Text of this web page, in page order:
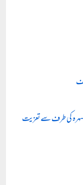
کی طرف سے تعزیت